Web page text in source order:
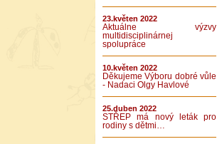
23.květen 2022
Aktuálne výzvy
multidisciplinárnej
spolupráce
10.květen 2022
Děkujeme Výboru dobré vůle
- Nadaci Olgy Havlové
25.duben 2022
STŘEP má nový leták pro
rodiny s dětmi…